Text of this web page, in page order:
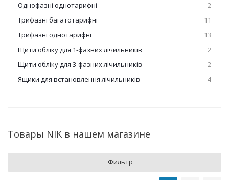
Однофазні однотарифні
2
Трифазні багатотарифні
11
Трифазні однотарифні
13
Щити обліку для 1-фазних лічильників
2
Щити обліку для 3-фазних лічильників
2
Ящики для встановлення лічильників
4
Товары NIK в нашем магазине
Фильтр